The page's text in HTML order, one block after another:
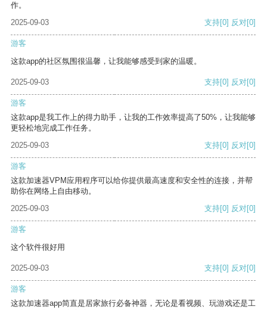
作。
2025-09-03
支持[0] 反对[0]
游客
这款app的社区氛围很温馨，让我能够感受到家的温暖。
2025-09-03 支持[0] 反对[0]
游客
这款app是我工作上的得力助手，让我的工作效率提高了50%，让我能够
更轻松地完成工作任务。
2025-09-03
支持[0] 反对[0]
游客
这款加速器VPM应用程序可以给你提供最高速度和安全性的连接，并帮
助你在网络上自由移动。
2025-09-03
支持[0] 反对[0]
游客
这个软件很好用
2025-09-03 支持[0] 反对[0]
游客
这款加速器app简直是居家旅行必备神器，无论是看视频、玩游戏还是工